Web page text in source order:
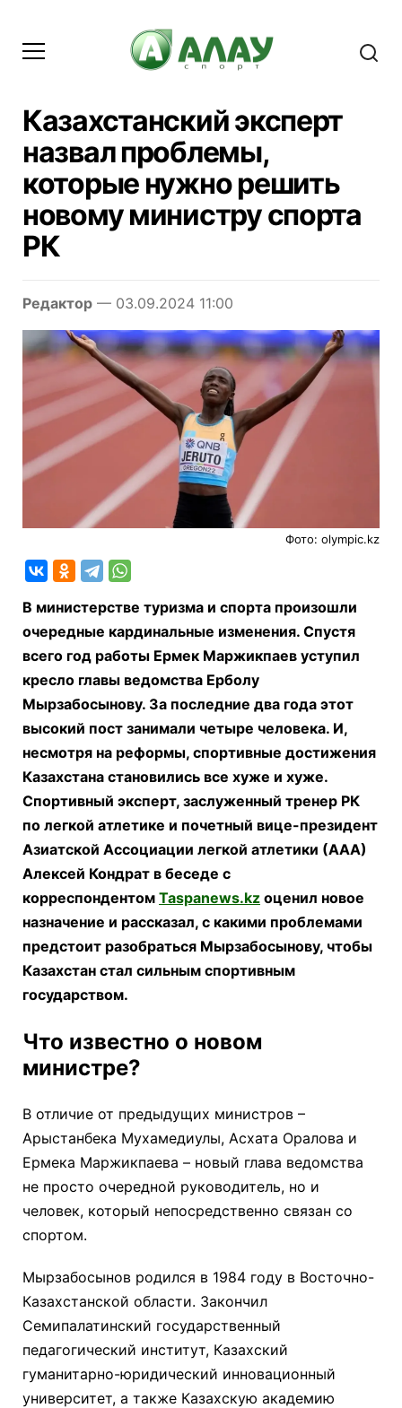
Казахстанский эксперт
назвал проблемы,
которые нужно решить
новому министру спорта
РК
Редактор — 03.09.2024 11:00
Фото: olympic.kz
В министерстве туризма и спорта произошли
очередные кардинальные изменения. Спустя
всего год работы Ермек Маржикпаев уступил
кресло главы ведомства Ерболу
Мырзабосынову. За последние два года этот
высокий пост занимали четыре человека. И,
несмотря на реформы, спортивные достижения
Казахстана становились все хуже и хуже.
Спортивный эксперт, заслуженный тренер РК
по легкой атлетике и почетный вице-президент
Азиатской Ассоциации легкой атлетики (ААА)
Алексей Кондрат в беседе с
корреспондентом Taspanews.kz оценил новое
назначение и рассказал, с какими проблемами
предстоит разобраться Мырзабосынову, чтобы
Казахстан стал сильным спортивным
государством.
Что известно о новом
министре?
В отличие от предыдущих министров –
Арыстанбека Мухамедиулы, Асхата Оралова и
Ермека Маржикпаева – новый глава ведомства
не просто очередной руководитель, но и
человек, который непосредственно связан со
спортом.
Мырзабосынов родился в 1984 году в Восточно-
Казахстанской области. Закончил
Семипалатинский государственный
педагогический институт, Казахский
гуманитарно-юридический инновационный
университет, а также Казахскую академию